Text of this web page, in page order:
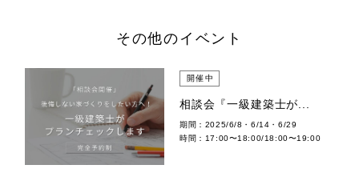
その他のイベント
開催中
相談会『一級建築士が...
期間：2025/6/8・6/14・6/29
時間：17:00〜18:00/18:00〜19:00